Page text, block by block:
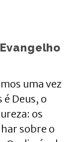
uma vez
é Deus, o
os
sobre o